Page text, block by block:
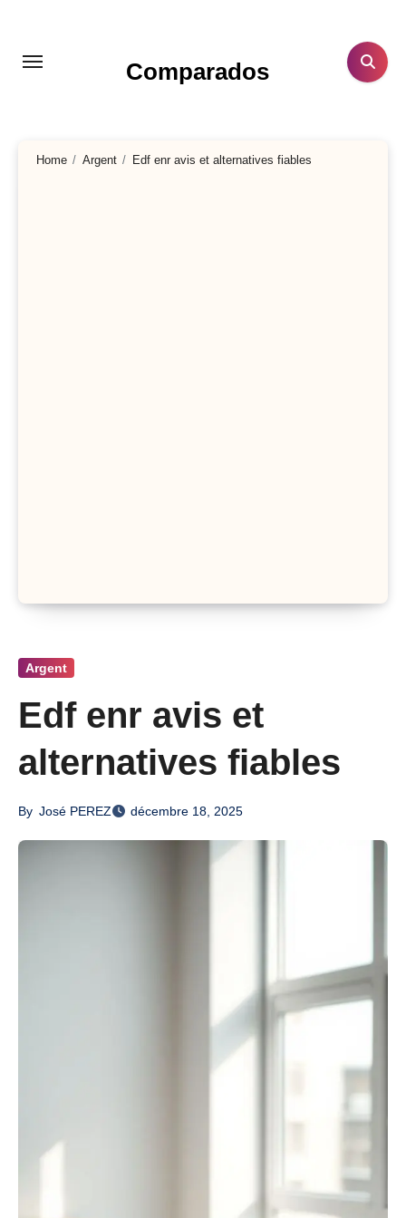
contenu
Comparados
Home Argent Edf enr avis et alternatives fiables
Argent
Edf enr avis et
alternatives fiables
By José PEREZ décembre 18, 2025